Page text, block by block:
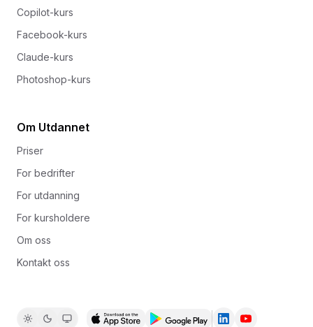
Copilot-kurs
Facebook-kurs
Claude-kurs
Photoshop-kurs
Om Utdannet
Priser
For bedrifter
For utdanning
For kursholdere
Om oss
Kontakt oss